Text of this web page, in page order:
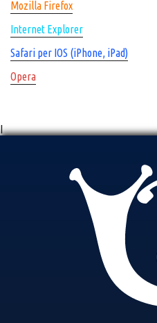
Mozilla Firefox
Internet Explorer
Safari per IOS (iPhone, iPad)
Opera
I